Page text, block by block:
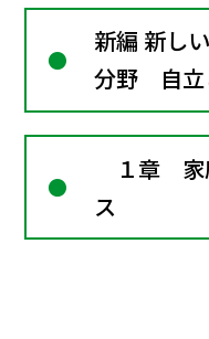
新編 新し
分野 自立
１章 家
ス